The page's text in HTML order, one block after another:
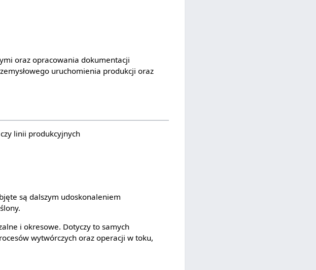
oraz opracowania dokumentacji
uruchomienia produkcji oraz
linii produkcyjnych
są dalszym udoskonaleniem
i okresowe. Dotyczy to samych
wytwórczych oraz operacji w toku,